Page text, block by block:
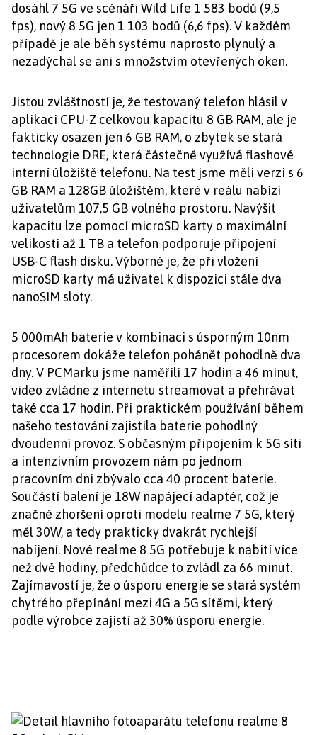
dosáhl 7 5G ve scénáři Wild Life 1 583 bodů (9,5
fps), nový 8 5G jen 1 103 bodů (6,6 fps). V každém
případě je ale běh systému naprosto plynulý a
nezadýchal se ani s množstvím otevřených oken.
Jistou zvláštností je, že testovaný telefon hlásil v
aplikaci CPU-Z celkovou kapacitu 8 GB RAM, ale je
fakticky osazen jen 6 GB RAM, o zbytek se stará
technologie DRE, která částečně využívá flashové
interní úložiště telefonu. Na test jsme měli verzi s 6
GB RAM a 128GB úložištěm, které v reálu nabízí
uživatelům 107,5 GB volného prostoru. Navýšit
kapacitu lze pomocí microSD karty o maximální
velikosti až 1 TB a telefon podporuje připojení
USB-C flash disku. Výborné je, že při vložení
microSD karty má uživatel k dispozici stále dva
nanoSIM sloty.
5 000mAh baterie v kombinaci s úsporným 10nm
procesorem dokáže telefon pohánět pohodlně dva
dny. V PCMarku jsme naměřili 17 hodin a 46 minut,
video zvládne z internetu streamovat a přehrávat
také cca 17 hodin. Při praktickém používání během
našeho testování zajistila baterie pohodlný
dvoudenní provoz. S občasným připojením k 5G síti
a intenzivním provozem nám po jednom
pracovním dni zbývalo cca 40 procent baterie.
Součástí balení je 18W napájecí adaptér, což je
značné zhoršení oproti modelu realme 7 5G, který
měl 30W, a tedy prakticky dvakrát rychlejší
nabíjení. Nové realme 8 5G potřebuje k nabití více
než dvě hodiny, předchůdce to zvládl za 66 minut.
Zajímavostí je, že o úsporu energie se stará systém
chytrého přepínání mezi 4G a 5G sítěmi, který
podle výrobce zajistí až 30% úsporu energie.